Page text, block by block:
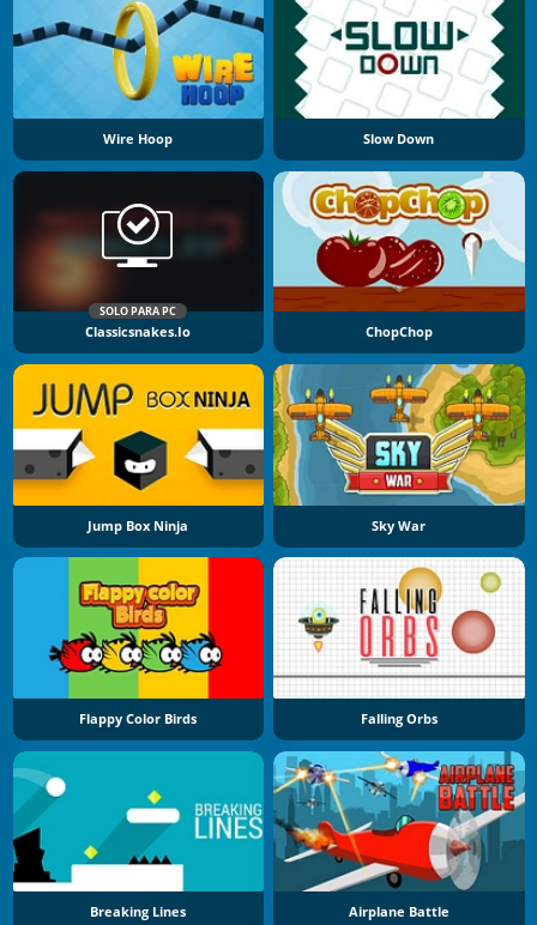
Wire Hoop Slow Down
SOLO PARA PC
Classicsnakes.io ChopChop
Jump Box Ninja Sky War
Flappy Color Birds Falling Orbs
Breaking Lines Airplane Battle